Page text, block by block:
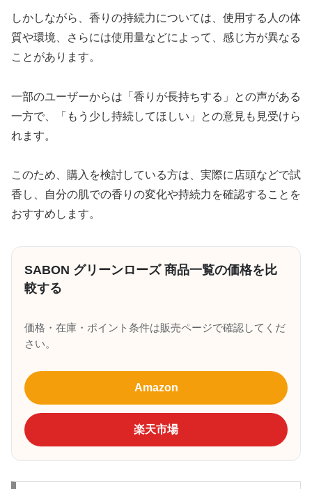
しかしながら、香りの持続力については、使用する人の体
質や環境、さらには使用量などによって、感じ方が異なる
ことがあります。
一部のユーザーからは「香りが長持ちする」との声がある
一方で、「もう少し持続してほしい」との意見も見受けら
れます。
このため、購入を検討している方は、実際に店頭などで試
香し、自分の肌での香りの変化や持続力を確認することを
おすすめします。
SABON グリーンローズ 商品一覧の価格を比
較する
価格・在庫・ポイント条件は販売ページで確認してくだ
さい。
Amazon
楽天市場